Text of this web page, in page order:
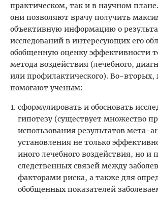
практическом, так и в научном
они позволяют врачу получить
объективную информацию о
исследований в интересующих его
обобщенную оценку эффективности
метода воздействия (лечебного,
или профилактического). Во-
помогают ученым:
сформулировать и обосновать
гипотезу (существует множество
использования результатов мета-
установления не только
иного лечебного воздействия, но и
следственных связей между
факторами риска, а также для
обобщенных показателей